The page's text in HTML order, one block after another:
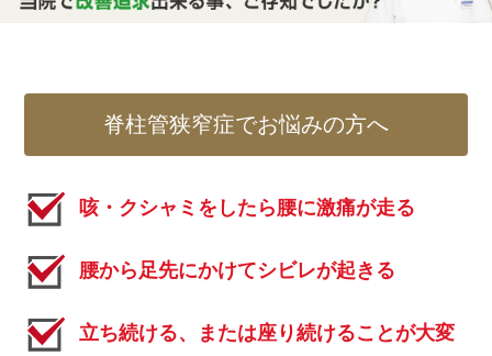
脊柱管狭窄症でお悩みの方へ
咳・クシャミをしたら腰に激痛が走る
腰から足先にかけてシビレが起きる
立ち続ける、または座り続けることが大変